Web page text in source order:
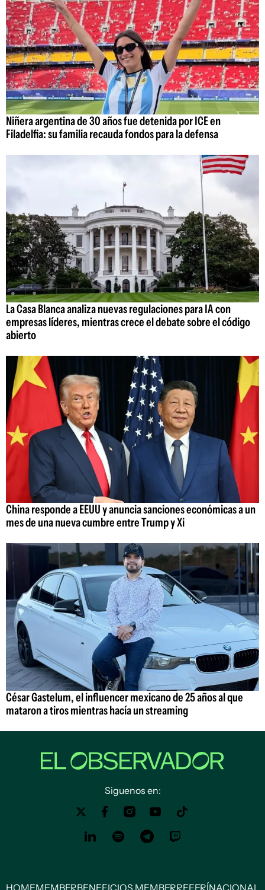
Niñera argentina de 30 años fue detenida por ICE en
Filadelfia: su familia recauda fondos para la defensa
La Casa Blanca analiza nuevas regulaciones para IA con
empresas líderes, mientras crece el debate sobre el código
abierto
China responde a EEUU y anuncia sanciones económicas a un
mes de una nueva cumbre entre Trump y Xi
César Gastelum, el influencer mexicano de 25 años al que
mataron a tiros mientras hacía un streaming
Siguenos en:
HOMEMEMBERBENEFICIOS MEMBERREFERÍNACIONAL